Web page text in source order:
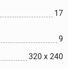
17
9
320 x 240